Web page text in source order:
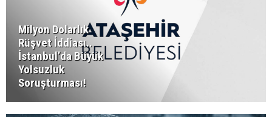
Milyon Dolarlık
Rüşvet İddiası..
İstanbul’da Büyük
Yolsuzluk
Soruşturması!